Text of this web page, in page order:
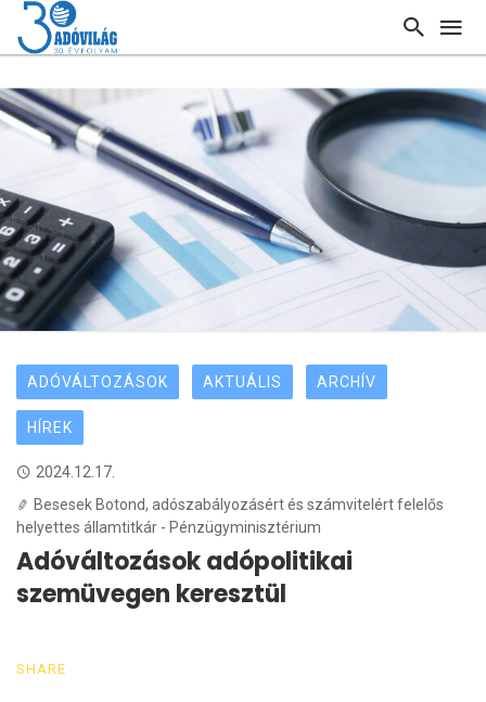
ADÓVÁLTOZÁSOK AKTUÁLIS ARCHÍV
HÍREK
2024.12.17.
Besesek Botond, adószabályozásért és számvitelért felelős
helyettes államtitkár - Pénzügyminisztérium
Adóváltozások adópolitikai
szemüvegen keresztül
SHARE